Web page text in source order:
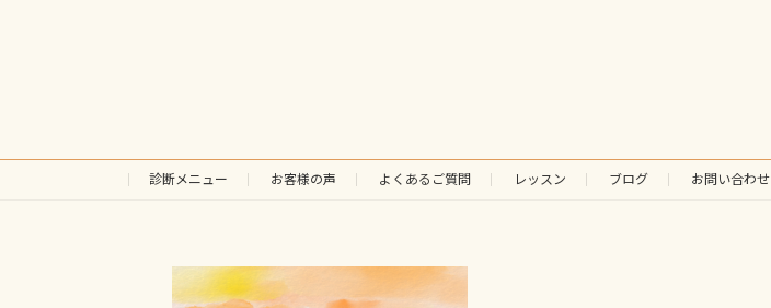
診断メニュー お客様の声 よくあるご質問 レッスン ブログ お問い合わせ